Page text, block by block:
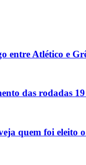
entre Atlético e
das rodadas
quem foi eleito